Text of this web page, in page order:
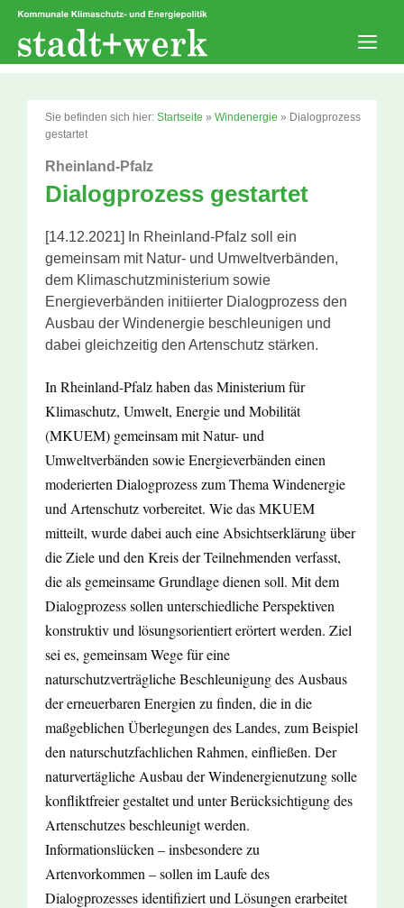
Zum
springen
Sie befinden sich hier: Startseite » Windenergie » Dialogprozess
gestartet
Rheinland-Pfalz
Dialogprozess gestartet
[14.12.2021] In Rheinland-Pfalz soll ein
gemeinsam mit Natur- und Umweltverbänden,
dem Klimaschutzministerium sowie
Energieverbänden initiierter Dialogprozess den
Ausbau der Windenergie beschleunigen und
dabei gleichzeitig den Artenschutz stärken.
In Rheinland-Pfalz haben das Ministerium für
Klimaschutz, Umwelt, Energie und Mobilität
(MKUEM) gemeinsam mit Natur- und
Umweltverbänden sowie Energieverbänden einen
moderierten Dialogprozess zum Thema Windenergie
und Artenschutz vorbereitet. Wie das MKUEM
mitteilt, wurde dabei auch eine Absichtserklärung über
die Ziele und den Kreis der Teilnehmenden verfasst,
die als gemeinsame Grundlage dienen soll. Mit dem
Dialogprozess sollen unterschiedliche Perspektiven
konstruktiv und lösungsorientiert erörtert werden. Ziel
sei es, gemeinsam Wege für eine
naturschutzverträgliche Beschleunigung des Ausbaus
der erneuerbaren Energien zu finden, die in die
maßgeblichen Überlegungen des Landes, zum Beispiel
den naturschutzfachlichen Rahmen, einfließen. Der
naturvertägliche Ausbau der Windenergienutzung solle
konfliktfreier gestaltet und unter Berücksichtigung des
Artenschutzes beschleunigt werden.
Informationslücken – insbesondere zu
Artenvorkommen – sollen im Laufe des
Dialogprozesses identifiziert und Lösungen erarbeitet